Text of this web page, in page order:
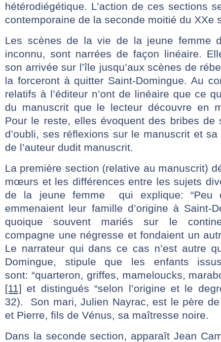
hétérodiégétique. L’action de ces sections
contemporaine de la seconde moitié du XXe
Les scènes de la vie de la jeune femme
inconnu, sont narrées de façon linéaire.
son arrivée sur l’île jusqu’aux scènes de
la forceront à quitter Saint-Domingue. Au
relatifs à l’éditeur n’ont de linéaire que ce
du manuscrit que le lecteur découvre en
Pour le reste, elles évoquent des bribes de
d’oubli, ses réflexions sur le manuscrit et
de l’auteur dudit manuscrit.
La première section (relative au manuscrit)
mœurs et les différences entre les sujets
de la jeune femme qui explique: “Peu
emmenaient leur famille d’origine à Saint-
quoique souvent mariés sur le
compagne une négresse et fondaient un
Le narrateur qui dans ce cas n’est autre
Domingue, stipule que les enfants
sont: “quarteron, griffes, mameloucks,
[11] et distingués “selon l’origine et le
32). Son mari, Julien Nayrac, est le père
et Pierre, fils de Vénus, sa maîtresse noire.
Dans la seconde section, apparaît Jean